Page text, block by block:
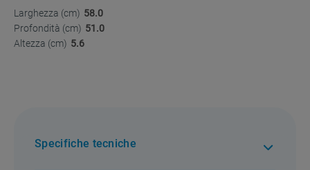
Larghezza (cm) 58.0
Profondità (cm) 51.0
Altezza (cm) 5.6
Specifiche tecniche